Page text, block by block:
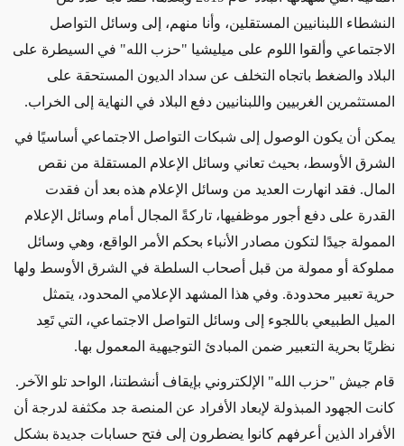
النشطاء اللبنانيين المستقلين، وأنا منهم، إلى وسائل التواصل
الاجتماعي وألقوا اللوم على ميليشيا "حزب الله" في السيطرة على
البلاد والضغط باتجاه التخلف عن سداد الديون المستحقة على
المستثمرين الغربيين واللبنانيين دفع البلاد في النهاية إلى الخراب.
يمكن أن يكون الوصول إلى شبكات التواصل الاجتماعي أساسيًا في
الشرق الأوسط، بحيث تعاني وسائل الإعلام المستقلة من نقص
المال. فقد انهارت العديد من وسائل الإعلام هذه بعد أن فقدت
القدرة على دفع أجور موظفيها، تاركةً المجال أمام وسائل الإعلام
الممولة جيدًا لتكون مصادر الأنباء بحكم الأمر الواقع، وهي وسائل
مملوكة أو ممولة من قبل أصحاب السلطة في الشرق الأوسط ولها
حرية تعبير محدودة. وفي هذا المشهد الإعلامي المحدود، يتمثل
الميل الطبيعي باللجوء إلى وسائل التواصل الاجتماعي، التي تَعِد
نظريًا بحرية التعبير ضمن المبادئ التوجيهية المعمول بها.
قام جيش "حزب الله" الإلكتروني بإيقاف أنشطتنا، الواحد تلو الآخر.
كانت الجهود المبذولة لإبعاد الأفراد عن المنصة جد مكثفة لدرجة أن
الأفراد الذين أعرفهم كانوا يضطرون إلى فتح حسابات جديدة بشكل